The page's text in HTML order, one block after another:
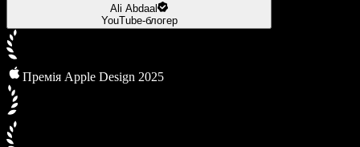
Ali Abdaal
YouTube-блогер
Премія Apple Design 2025